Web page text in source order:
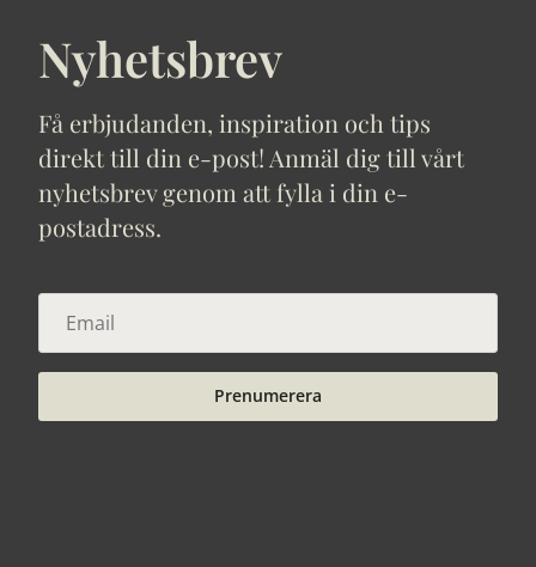
Nyhetsbrev
Få erbjudanden, inspiration och tips
direkt till din e-post! Anmäl dig till vårt
nyhetsbrev genom att fylla i din e-
postadress.
Prenumerera